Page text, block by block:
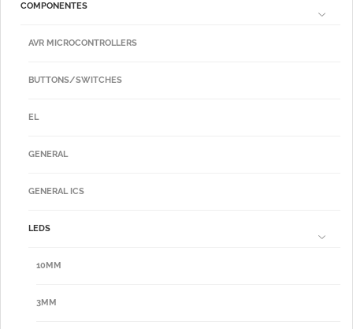
COMPONENTES
AVR MICROCONTROLLERS
BUTTONS/SWITCHES
EL
GENERAL
GENERAL ICS
LEDS
10MM
3MM